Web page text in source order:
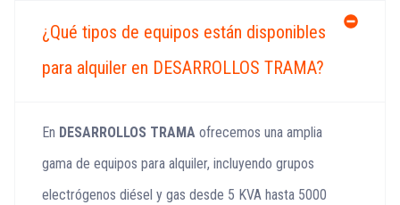
¿Qué tipos de equipos están disponibles
para alquiler en DESARROLLOS TRAMA?
En DESARROLLOS TRAMA ofrecemos una amplia
gama de equipos para alquiler, incluyendo grupos
electrógenos diésel y gas desde 5 KVA hasta 5000